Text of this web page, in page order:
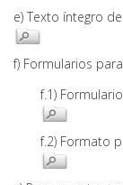
e) Texto íntegro
f) Formularios
f.1)
f.2) Formato